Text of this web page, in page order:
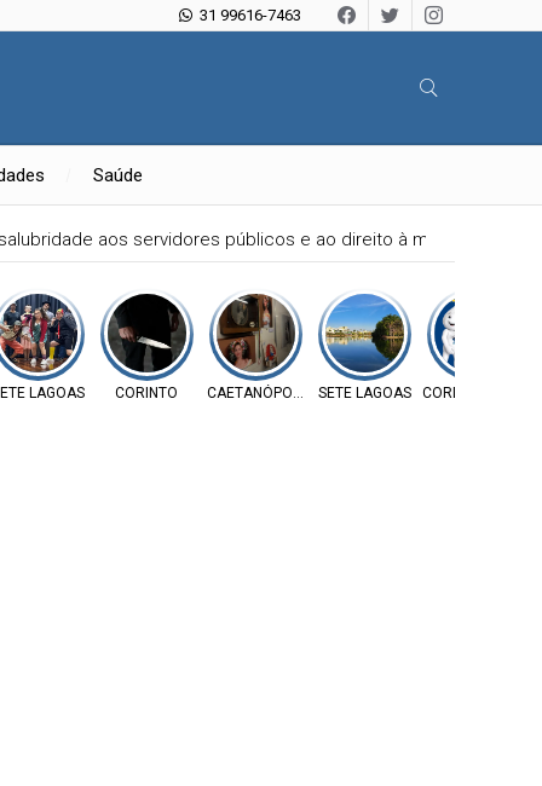
31 99616-7463
Saúde
aos servidores públicos e ao direito à moradia das
LAGOAS CORINTO CAETANÓPOLIS SETE LAGOAS CORDISBURGO